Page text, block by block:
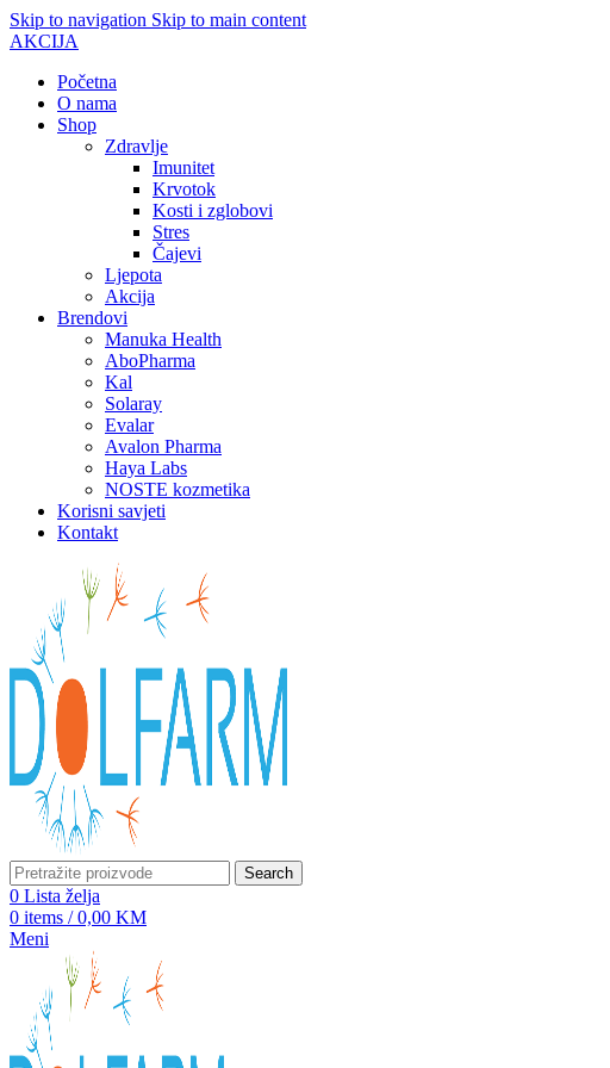
Skip to navigation Skip to main content
AKCIJA
Početna
O nama
Shop
Zdravlje
Imunitet
Krvotok
Kosti i zglobovi
Stres
Čajevi
Ljepota
Akcija
Brendovi
Manuka Health
AboPharma
Kal
Solaray
Evalar
Avalon Pharma
Haya Labs
NOSTE kozmetika
Korisni savjeti
Kontakt
Search
0 Lista želja
0 items / 0,00 KM
Meni